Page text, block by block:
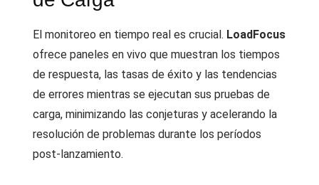
El monitoreo en tiempo real es crucial. LoadFocus
ofrece paneles en vivo que muestran los tiempos
de respuesta, las tasas de éxito y las tendencias
de errores mientras se ejecutan sus pruebas de
carga, minimizando las conjeturas y acelerando la
resolución de problemas durante los períodos
post-lanzamiento.